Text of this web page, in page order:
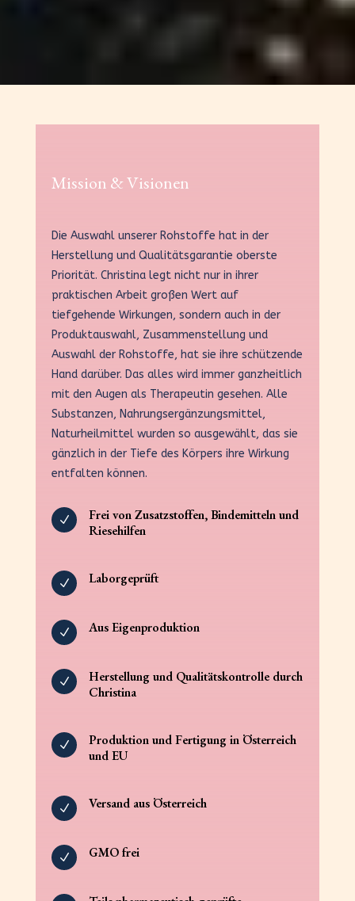
Mission & Visionen
Die Auswahl unserer Rohstoffe hat in der
Herstellung und Qualitätsgarantie oberste
Priorität. Christina legt nicht nur in ihrer
praktischen Arbeit großen Wert auf
tiefgehende Wirkungen, sondern auch in der
Produktauswahl, Zusammenstellung und
Auswahl der Rohstoffe, hat sie ihre schützende
Hand darüber. Das alles wird immer ganzheitlich
mit den Augen als Therapeutin gesehen. Alle
Substanzen, Nahrungsergänzungsmittel,
Naturheilmittel wurden so ausgewählt, das sie
gänzlich in der Tiefe des Körpers ihre Wirkung
entfalten können.
N
Frei von Zusatzstoffen, Bindemitteln und
Riesehilfen
N Laborgeprüft
N Aus Eigenproduktion
N
Herstellung und Qualitätskontrolle durch
Christina
N
Produktion und Fertigung in Österreich
und EU
N Versand aus Österreich
N GMO frei